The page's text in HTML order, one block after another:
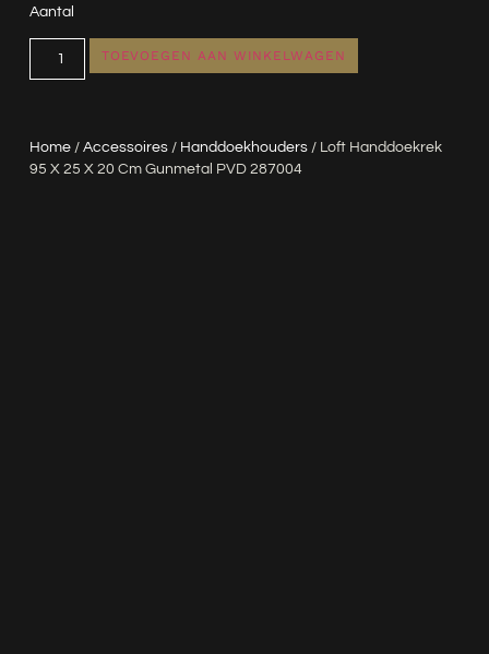
Home/ Accessoires/ Handdoekhouders/ Loft Handdoekrek
95 X 25 X 20 Cm Gunmetal PVD 287004
Aantal
TOEVOEGEN AAN WINKELWAGEN